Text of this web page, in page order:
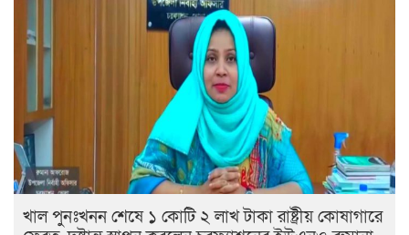
খাল পুনঃখনন শেষে ১ কোটি ২ লাখ টাকা রাষ্ট্রীয় কোষাগারে